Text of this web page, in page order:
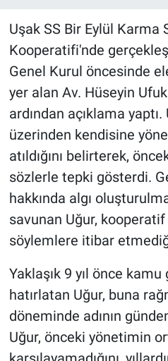
Uşak SS Bir Eylül Karma
Kooperatifi'nde
Genel Kurul öncesinde
yer alan Av. Hüseyin
ardından açıklama
üzerinden kendisine
atıldığını belirterek,
sözlerle tepki gösterdi.
hakkında algı
savunan Uğur, kooperatif
söylemlere itibar
Yaklaşık 9 yıl önce
hatırlatan Uğur, buna
döneminde adının
Uğur, önceki yönetimin